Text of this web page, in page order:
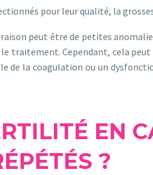
pour leur qualité, la
peut être de petites
traitement. Cependant, cela
de la coagulation ou un
EN
?